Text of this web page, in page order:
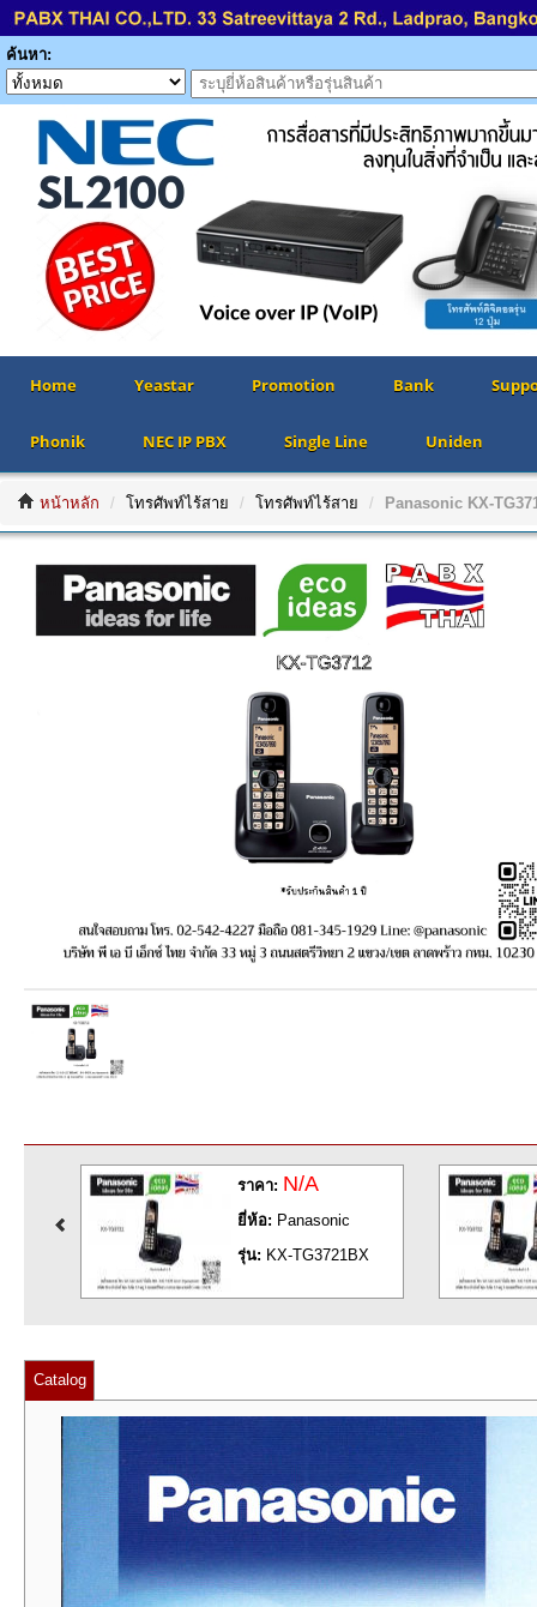
ค้นหา:
Home Yeastar Promotion Bank
Phonik NEC IP PBX Single Line Uniden
หน้าหลัก โทรศัพท์ไร้สาย โทรศัพท์ไร้สาย Panasonic KX-
ราคา: N/A
ยี่ห้อ:Panasonic
รุ่น:KX-TG3721BX
Catalog